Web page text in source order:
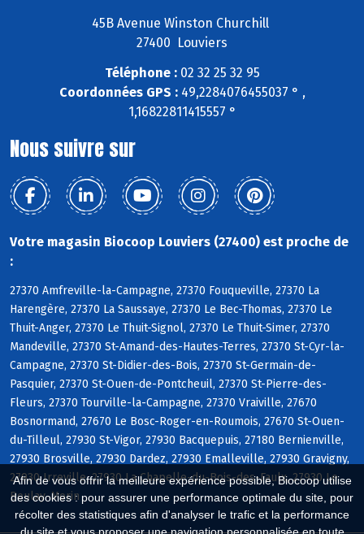
Afin de vous offrir la meilleure expérience possible, Biocoop utilise
des cookies : pour assurer une performance optimale du site, pour
récolter des statistiques afin d'analyser le trafic et la performance
45B Avenue Winston Churchill
27400 Louviers
Téléphone :02 32 25 32 95
Coordonnées GPS :49,2284076455037 ° ,
1,16822811415557 °
Nous suivre sur
Votre magasin Biocoop Louviers (27400) est proche de
:
27370 Amfreville-la-Campagne, 27370 Fouqueville, 27370 La
Harengère, 27370 La Saussaye, 27370 Le Bec-Thomas, 27370 Le
Thuit-Anger, 27370 Le Thuit-Signol, 27370 Le Thuit-Simer, 27370
Mandeville, 27370 St-Amand-des-Hautes-Terres, 27370 St-Cyr-la-
Campagne, 27370 St-Didier-des-Bois, 27370 St-Germain-de-
Pasquier, 27370 St-Ouen-de-Pontcheuil, 27370 St-Pierre-des-
Fleurs, 27370 Tourville-la-Campagne, 27370 Vraiville, 27670
Bosnormand, 27670 Le Bosc-Roger-en-Roumois, 27670 St-Ouen-
du-Tilleul, 27930 St-Vigor, 27930 Bacquepuis, 27180 Bernienville,
27930 Brosville, 27930 Dardez, 27930 Emalleville, 27930 Gravigny,
27930 Irreville, 27930 La Chapelle-du-Bois-des-Faulx, 27930 Le
Boulay-Morin